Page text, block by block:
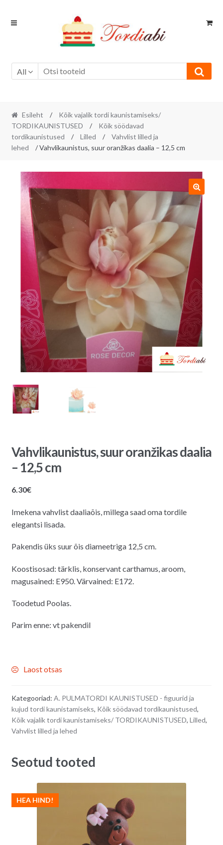
Skip
Skip
All
Esileht /
Kõik vajalik tordi kaunistamiseks/
TORDIKAUNISTUSED
/
Kõik söödavad
tordikaunistused
/ Lilled /
Vahvlist lilled ja
lehed
/ Vahvlikaunistus, suur oranžikas daalia – 12,5 cm
Vahvlikaunistus, suur oranžikas daalia
– 12,5 cm
6.30€
Imekena vahvlist daaliaõis, millega saad oma tordile
elegantsi lisada.
Pakendis üks suur õis diameetriga 12,5 cm.
Koostisosad: tärklis, konservant carthamus, aroom,
magusained: E950. Värvained: E172.
Toodetud Poolas.
Parim enne: vt pakendil
Laost otsas
Kategooriad: A. PULMATORDI KAUNISTUSED - figuurid ja
kujud tordi kaunistamiseks, Kõik söödavad tordikaunistused,
Kõik vajalik tordi kaunistamiseks/ TORDIKAUNISTUSED, Lilled,
Vahvlist lilled ja lehed
Seotud tooted
HEA HIND!